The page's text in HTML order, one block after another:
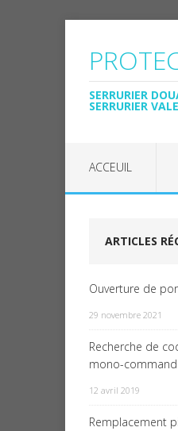
SERRURIER
SERRURIER
ACCEUIL
ARTICLES
Ouverture de
29 novembre 2021
Recherche de
mono-
12 avril 2019
Remplacement